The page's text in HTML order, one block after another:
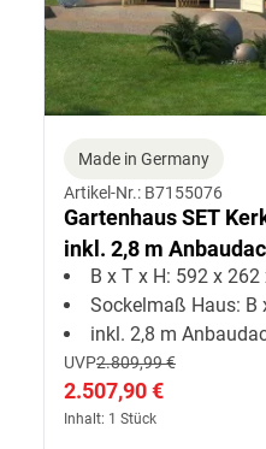
Made in Germany
Artikel-Nr.: B7155076
Gartenhaus SET
inkl. 2,8 m
Rückwand
B x T x H: 592 x
Sockelmaß Haus: B
inkl. 2,8 m Anbaudach
UVP2.809,99 €
2.507,90 €
Inhalt: 1 Stück